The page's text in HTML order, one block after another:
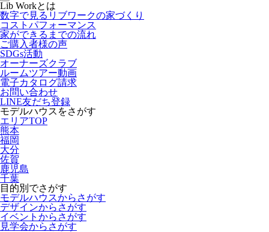
Lib Workとは
数字で見るリブワークの家づくり
コストパフォーマンス
家ができるまでの流れ
ご購入者様の声
SDGs活動
オーナーズクラブ
ルームツアー動画
電子カタログ請求
お問い合わせ
LINE友だち登録
モデルハウスをさがす
エリアTOP
熊本
福岡
大分
佐賀
鹿児島
千葉
目的別でさがす
モデルハウスからさがす
デザインからさがす
イベントからさがす
見学会からさがす